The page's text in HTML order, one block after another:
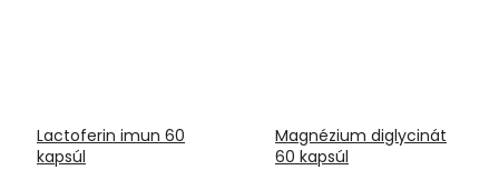
Lactoferin imun 60
kapsúl
Magnézium diglycinát
60 kapsúl